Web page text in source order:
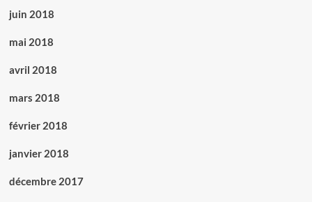
juin 2018
mai 2018
avril 2018
mars 2018
février 2018
janvier 2018
décembre 2017